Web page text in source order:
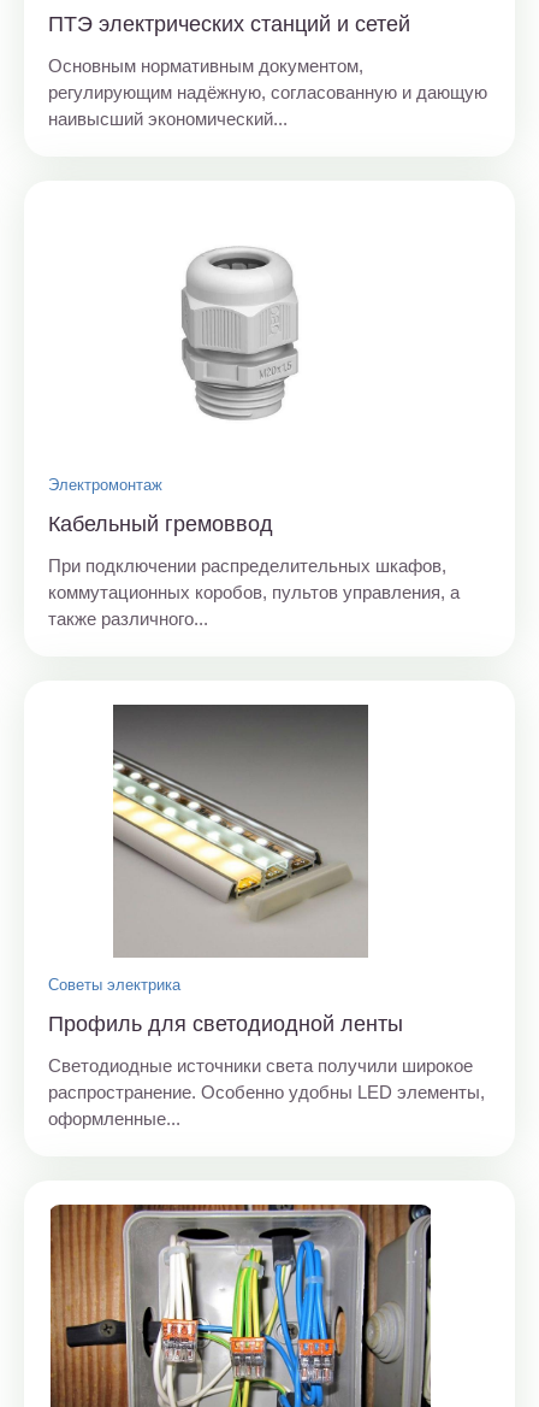
ПТЭ электрических станций и сетей
Основным нормативным документом,
регулирующим надёжную, согласованную и дающую
наивысший экономический...
Электромонтаж
Кабельный гремоввод
При подключении распределительных шкафов,
коммутационных коробов, пультов управления, а
также различного...
Советы электрика
Профиль для светодиодной ленты
Светодиодные источники света получили широкое
распространение. Особенно удобны LED элементы,
оформленные...